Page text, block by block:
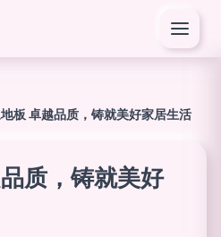
板 卓越品质，铸就美好家居生活
质，铸就美好